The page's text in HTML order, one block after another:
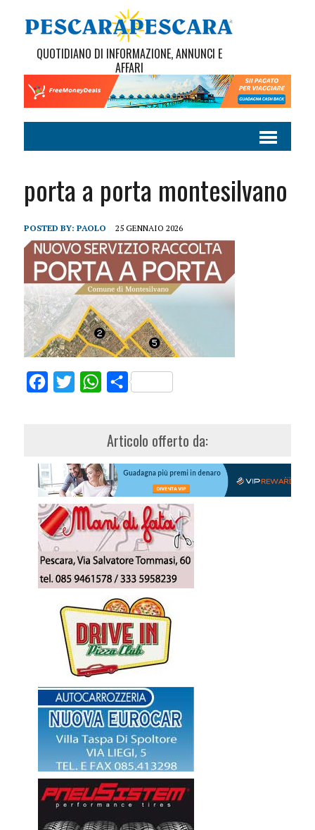
QUOTIDIANO DI INFORMAZIONE, ANNUNCI E
AFFARI
porta a porta montesilvano
POSTED BY: PAOLO 25 GENNAIO 2026
FacebookTwitterWhatsApp
Share
Articolo offerto da: